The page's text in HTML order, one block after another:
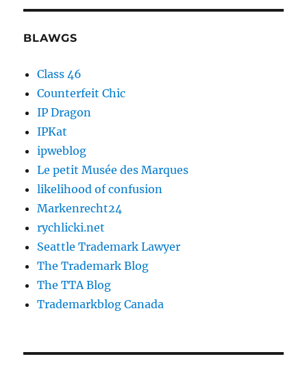
BLAWGS
Class 46
Counterfeit Chic
IP Dragon
IPKat
ipweblog
Le petit Musée des Marques
likelihood of confusion
Markenrecht24
rychlicki.net
Seattle Trademark Lawyer
The Trademark Blog
The TTA Blog
Trademarkblog Canada